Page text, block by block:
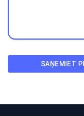
SAŅEMIET